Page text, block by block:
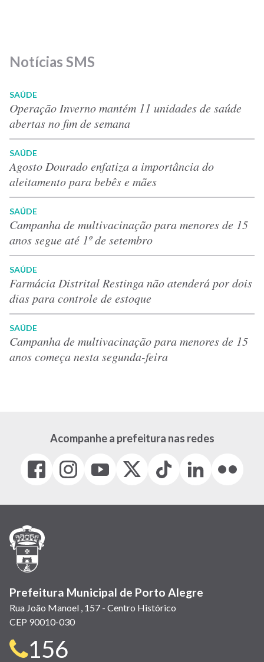
Notícias SMS
SAÚDE
Operação Inverno mantém 11 unidades de saúde
abertas no fim de semana
SAÚDE
Agosto Dourado enfatiza a importância do
aleitamento para bebês e mães
SAÚDE
Campanha de multivacinação para menores de 15
anos segue até 1º de setembro
SAÚDE
Farmácia Distrital Restinga não atenderá por dois
dias para controle de estoque
SAÚDE
Campanha de multivacinação para menores de 15
anos começa nesta segunda-feira
Acompanhe a prefeitura nas redes
Facebook
(link
em
janela)
Instagram
(link
em
(link
em
(Antigo
(link
Tiktok
(link
em
LinkedIn
(link
em
(link
em
Prefeitura Municipal de Porto Alegre
Rua João Manoel , 157 - Centro Histórico
CEP 90010-030
Telefone
156